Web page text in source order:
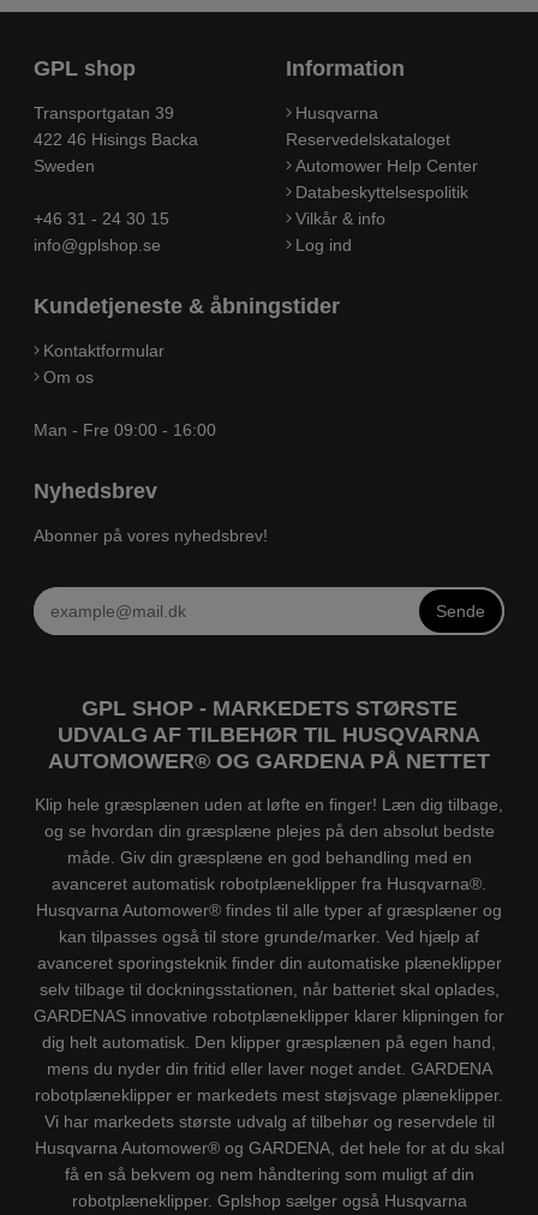
GPL shop
Transportgatan 39
422 46 Hisings Backa
Sweden
+46 31 - 24 30 15
info@gplshop.se
Information
Husqvarna
Reservedelskataloget
Automower Help Center
Databeskyttelsespolitik
Vilkår & info
Log ind
Kundetjeneste & åbningstider
Kontaktformular
Om os
Man - Fre 09:00 - 16:00
Nyhedsbrev
Abonner på vores nyhedsbrev!
Sende
GPL SHOP - MARKEDETS STØRSTE
UDVALG AF TILBEHØR TIL HUSQVARNA
AUTOMOWER® OG GARDENA PÅ NETTET
Klip hele græsplænen uden at løfte en finger! Læn dig tilbage,
og se hvordan din græsplæne plejes på den absolut bedste
måde. Giv din græsplæne en god behandling med en
avanceret automatisk robotplæneklipper fra Husqvarna®.
Husqvarna Automower® findes til alle typer af græsplæner og
kan tilpasses også til store grunde/marker. Ved hjælp af
avanceret sporingsteknik finder din automatiske plæneklipper
selv tilbage til dockningsstationen, når batteriet skal oplades,
GARDENAS innovative robotplæneklipper klarer klipningen for
dig helt automatisk. Den klipper græsplænen på egen hand,
mens du nyder din fritid eller laver noget andet. GARDENA
robotplæneklipper er markedets mest støjsvage plæneklipper.
Vi har markedets største udvalg af tilbehør og reservdele til
Husqvarna Automower® og GARDENA, det hele for at du skal
få en så bekvem og nem håndtering som muligt af din
robotplæneklipper. Gplshop sælger også Husqvarna